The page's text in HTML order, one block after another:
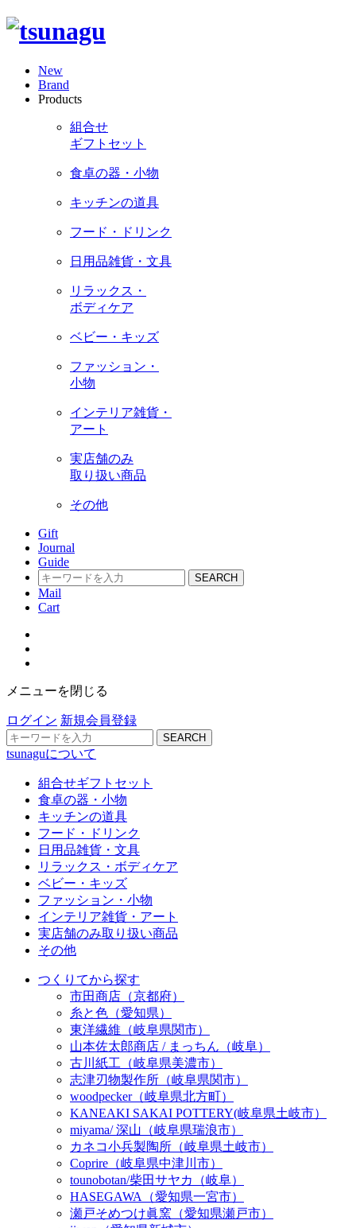
New
Brand
Products
組合せ
ギフトセット
食卓の器・小物
キッチンの道具
フード・ドリンク
日用品雑貨・文具
リラックス・
ボディケア
ベビー・キッズ
ファッション・
小物
インテリア雑貨・
アート
実店舗のみ
取り扱い商品
その他
Gift
Journal
Guide
SEARCH
Mail
Cart
メニューを閉じる
ログイン 新規会員登録
SEARCH
tsunaguについて
組合せギフトセット
食卓の器・小物
キッチンの道具
フード・ドリンク
日用品雑貨・文具
リラックス・ボディケア
ベビー・キッズ
ファッション・小物
インテリア雑貨・アート
実店舗のみ取り扱い商品
その他
つくりてから探す
市田商店（京都府）
糸と色（愛知県）
東洋繊維（岐阜県関市）
山本佐太郎商店 / まっちん（岐阜）
古川紙工（岐阜県美濃市）
志津刃物製作所（岐阜県関市）
woodpecker（岐阜県北方町）
KANEAKI SAKAI POTTERY(岐阜県土岐市）
miyama/ 深山（岐阜県瑞浪市）
カネコ小兵製陶所（岐阜県土岐市）
Coprire（岐阜県中津川市）
tounobotan/柴田サヤカ（岐阜）
HASEGAWA（愛知県一宮市）
瀬戸そめつけ眞窯（愛知県瀬戸市）